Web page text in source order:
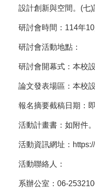
設計創新與空間。(七)
研討會時間：114年
研討會活動地點：
研討會開幕式：本校
論文發表場區：本校
報名摘要截稿日期：
活動計畫書：如附件。
活動資訊網址：
活動聯絡人：
系辦公室：06-